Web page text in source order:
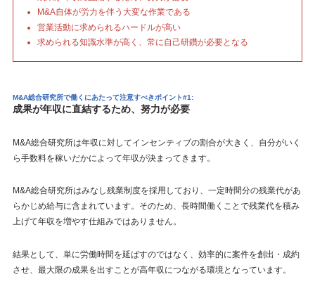
M&A自体が労力を伴う大変な作業である
営業活動に求められるハードルが高い
求められる知識水準が高く、常に自己研鑽が必要となる
M&A総合研究所で働くにあたって注意すべきポイント#1:
成果が年収に直結するため、努力が必要
M&A総合研究所は年収に対してインセンティブの割合が大きく、自分がいく
ら手数料を稼いだかによって年収が決まってきます。
M&A総合研究所はみなし残業制度を採用しており、一定時間分の残業代があ
らかじめ給与に含まれています。そのため、長時間働くことで残業代を積み
上げて年収を増やす仕組みではありません。
結果として、単に労働時間を延ばすのではなく、効率的に案件を創出・成約
させ、最大限の成果を出すことが高年収につながる環境となっています。